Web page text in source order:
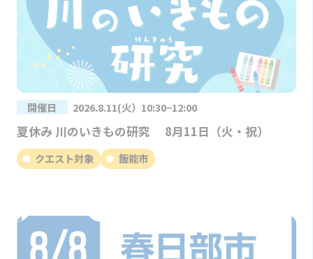
開催日 2026.8.11(火）10:30~12:00
夏休み 川のいきもの研究 8月11日（火・祝）
クエスト対象 飯能市